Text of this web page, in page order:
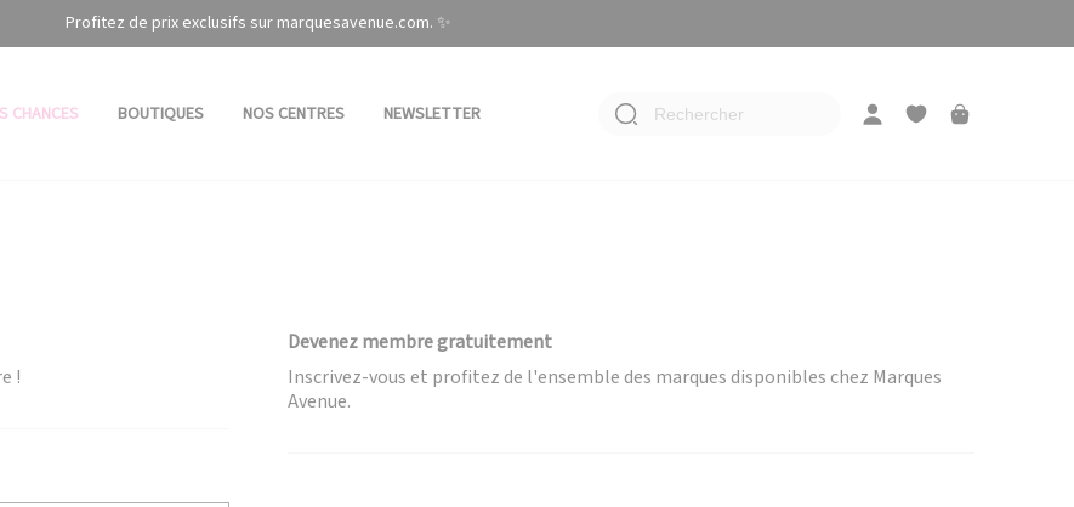
Profitez de prix exclusifs sur marquesavenue.com. ✨
CHANCES BOUTIQUES NOS CENTRES NEWSLETTER Rechercher
!
Devenez membre gratuitement
Inscrivez-vous et profitez de l'ensemble des marques disponibles chez Marques
Avenue.